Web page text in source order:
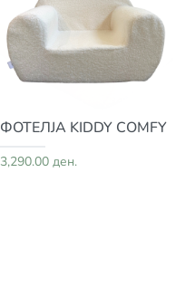
ФОТЕЛЈА KIDDY COMFY
3,290.00 ден.